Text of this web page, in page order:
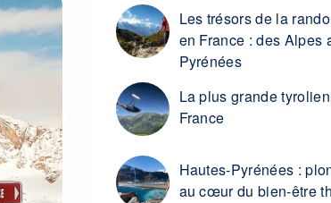
Les trésors de la
en France : des Alpes
Pyrénées
La plus grande
France
Hautes-Pyrénées :
au cœur du bien-être